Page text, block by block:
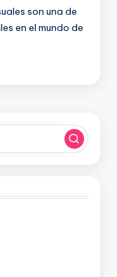
son una de
en el mundo de